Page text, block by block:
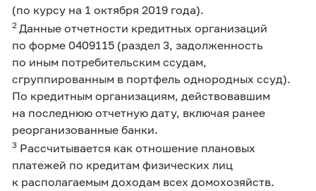
(по курсу на 1 октября 2019 года).
2 Данные отчетности кредитных организаций
по форме 0409115 (раздел 3, задолженность
по иным потребительским ссудам,
сгруппированным в портфель однородных ссуд).
По кредитным организациям, действовавшим
на последнюю отчетную дату, включая ранее
реорганизованные банки.
3 Рассчитывается как отношение плановых
платежей по кредитам физических лиц
к располагаемым доходам всех домохозяйств.